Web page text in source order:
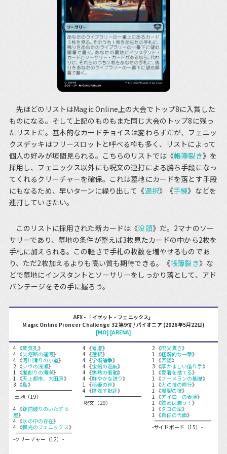
先ほどのリストはMagic Online上の大会でトップ8に入賞した
ものになる。そして上記のものもまた同じ大会のトップ8に残っ
たリストだ。基本的なカードチョイスは変わらずだが、フェニッ
クスデッキはフリースロットと呼べる枠も多く、リストによって
個人の好みが垣間見られる。こちらのリストでは《帳簿裂き》を
採用し、フェニックス以外にも呪文の連打による勝ち手段になっ
てくれるクリーチャーを確保。これは墓地にカードを落とす手段
にもなるため、早いターンに繰り出して《選択》《手練》などを
連打していきたい。
このリストに採用された新カードは《没頭》だ。2マナのソー
サリーであり、墓地の条件が整えば3枚見たカードの中から2枚を
手札に加えられる。この軽さで手札の枚数を増やせるものであ
り、ただ2枚加えるよりも高い質も期待できる。《帳簿裂き》な
どで墓地にインスタントとソーサリーをしっかり落として、アド
バンテージをその手に握ろう。
AFX - 「イゼット・フェニックス」
Magic Online Pioneer Challenge 32 第9位 / パイオニア (2026年5月22日)
[MO] [ARENA]
4 《蒸気孔》
4 《尖塔断の運河》
4 《河川滑りの小道》
2 《シヴの浅瀬》
1 《嵐削りの海岸》
1 《天上都市、大田原》
3 《島》
-土地（19）-
4 《錠前破りのいたずら
屋》
4 《氷の中の存在》
4 《弧光のフェニックス》
-クリーチャー（12）-
4 《考慮》
4 《選択》
4 《学術論争》
4 《宝船の巡航》
4 《焦熱の衝動》
4 《鮮やかな迸り》
1 《稲妻の斧》
4 《傷残す批評》
-呪文（29）-
2 《呪文貫き》
1 《軽蔑的な一撃》
1 《否認》
3 《厚かましい借り手》
1 《愛着を捨てる》
1 《ブーメランの基礎》
1 《火の技の修行》
1 《爆裂の技》
1 《アイローの表演》
1 《飲めば潤う！》
1 《タコの型》
1 《自由の代価》
-サイドボード（15）-